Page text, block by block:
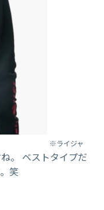
※ライジャ
。 ベストタイプだ
笑